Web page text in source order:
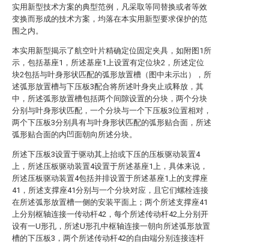
实用新型技术方案的典型范例，凡采取等同替换或者等效
变换而形成的技术方案，均落在本实用新型要求保护的范
围之内。
本实用新型揭示了航空叶片精确定位固定夹具，如附图1所
示，包括基座1，所述基座1上设置有定位块2，所述定位
块2包括与叶身形状匹配的弧形放置槽（图中未示出），所
述弧形放置槽与下压板3配合将所述叶身夹止或释放，其
中，所述弧形放置槽包括两个间隙设置的分块，两个分块
分别与叶身形状匹配，一个分块与一个下压板3位置相对，
两个下压板3分别具有与叶身形状匹配的弧形贴合面，所述
弧形贴合面的内凹面朝向所述分块。
所述下压板3设置于驱动其上抬或下压的压板驱动装置4
上，所述压板驱动装置4设置于所述基座1上，具体来说，
所述压板驱动装置4包括并排设置于所述基座1上的支撑座
41，所述支撑座41分别与一个分块对应，且它们螺栓连接
在所述弧形放置槽一侧的安装平面上；两个所述支撑座41
上分别枢轴连接一传动杆42，每个所述传动杆42上分别开
设有一U形孔，所述U形孔中枢轴连接一朝向所述弧形放置
槽的下压板3，两个所述传动杆42的自由端分别连接连杆